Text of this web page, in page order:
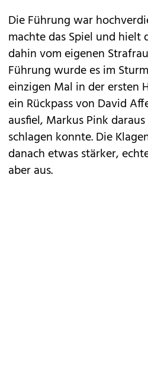
Die Führung war
machte das Spiel und hielt
dahin vom eigenen
Führung wurde es im
einzigen Mal in der ersten
ein Rückpass von David
ausfiel, Markus Pink
schlagen konnte. Die
danach etwas stärker,
aber aus.